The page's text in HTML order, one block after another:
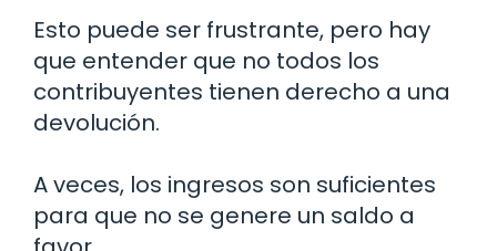
Esto puede ser frustrante, pero hay
que entender que no todos los
contribuyentes tienen derecho a una
devolución.
A veces, los ingresos son suficientes
para que no se genere un saldo a